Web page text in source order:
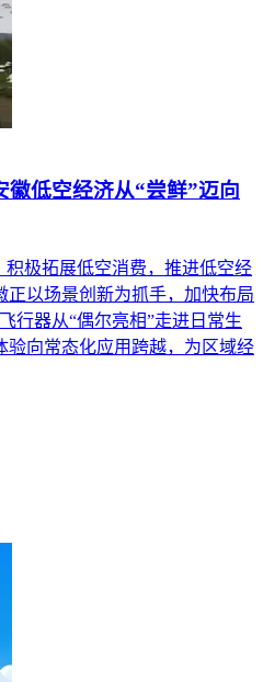
低空经济从“尝鲜”迈向
积极拓展低空消费，推进低空经
以场景创新为抓手，加快布局
行器从“偶尔亮相”走进日常生
验向常态化应用跨越，为区域经